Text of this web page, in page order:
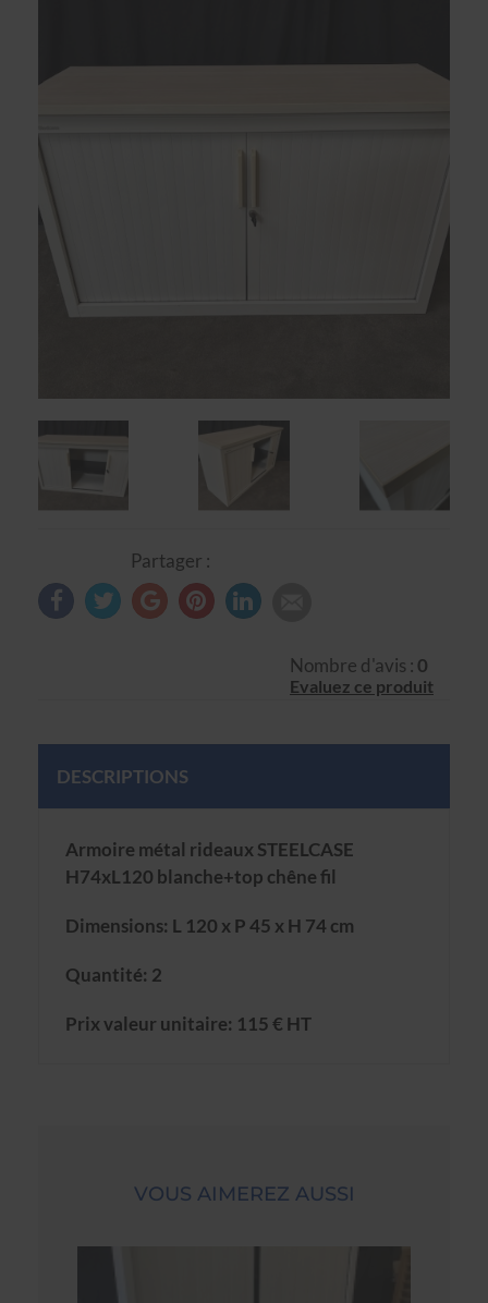
Partager :
Nombre d'avis : 0
Evaluez ce produit
DESCRIPTIONS
Armoire métal rideaux STEELCASE
H74xL120 blanche+top chêne fil
Dimensions: L 120 x P 45 x H 74 cm
Quantité: 2
Prix valeur unitaire: 115 € HT
VOUS AIMEREZ AUSSI